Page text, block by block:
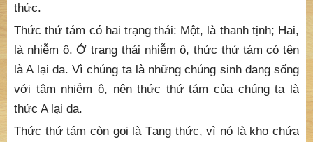
thức.
Thức thứ tám có hai trạng thái: Một, là thanh tịnh; Hai,
là nhiễm ô. Ở trạng thái nhiễm ô, thức thứ tám có tên
là A lại da. Vì chúng ta là những chúng sinh đang sống
với tâm nhiễm ô, nên thức thứ tám của chúng ta là
thức A lại da.
Thức thứ tám còn gọi là Tạng thức, vì nó là kho chứa